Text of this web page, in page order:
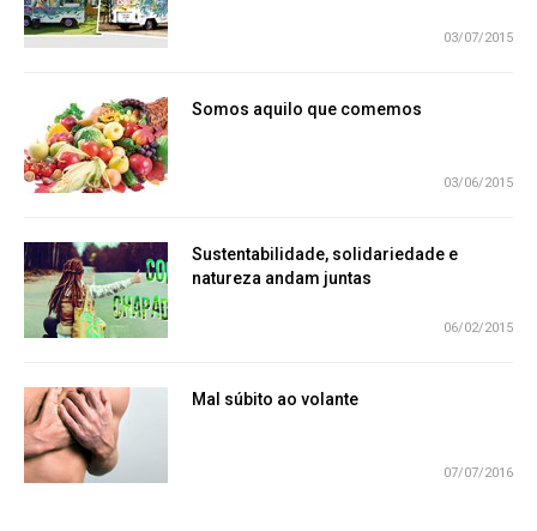
03/07/2015
Somos aquilo que comemos
03/06/2015
Sustentabilidade, solidariedade e
natureza andam juntas
06/02/2015
Mal súbito ao volante
07/07/2016